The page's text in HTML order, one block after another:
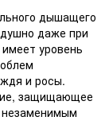
дышащего
даже при
уровень
и росы.
защищающее
незаменимым